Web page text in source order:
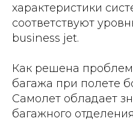
характеристики
соответствуют
business jet.
Как решена
багажа при полете
Самолет обладает
багажного